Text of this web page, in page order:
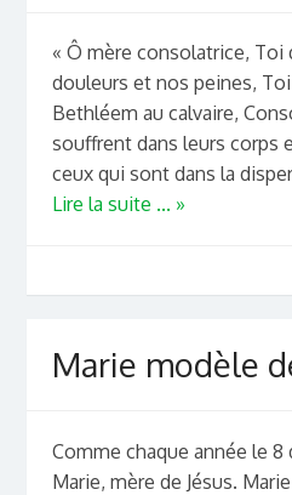
« Ô mère consolatrice, Toi
douleurs et nos peines,
Bethléem au calvaire,
souffrent dans leurs corps
ceux qui sont dans la
Lire la suite ... »
Marie modèle
Comme chaque année le
Marie, mère de Jésus.